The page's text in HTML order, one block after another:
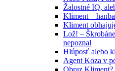
Žalostné IQ,
Kliment –
Kliment
Lož! –
nepoznal
Hlúposť alebo
Agent Koza v
Obraz Kliment?